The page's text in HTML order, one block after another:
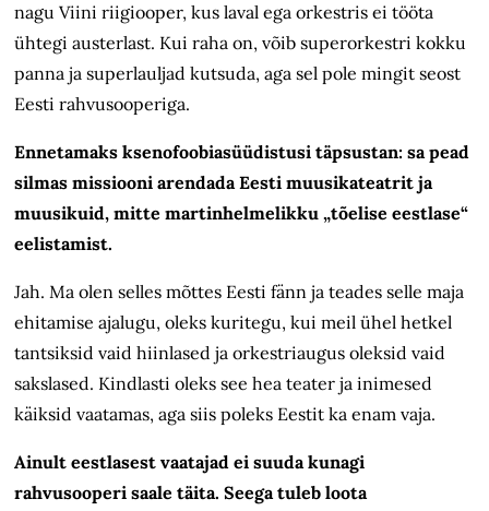
nagu Viini riigiooper, kus laval ega orkestris ei tööta
ühtegi austerlast. Kui raha on, võib superorkestri kokku
panna ja superlauljad kutsuda, aga sel pole mingit seost
Eesti rahvusooperiga.
Ennetamaks ksenofoobiasüüdistusi täpsustan: sa pead
silmas missiooni arendada Eesti muusikateatrit ja
muusikuid, mitte martinhelmelikku „tõelise eestlase“
eelistamist.
Jah. Ma olen selles mõttes Eesti fänn ja teades selle maja
ehitamise ajalugu, oleks kuritegu, kui meil ühel hetkel
tantsiksid vaid hiinlased ja orkestriaugus oleksid vaid
sakslased. Kindlasti oleks see hea teater ja inimesed
käiksid vaatamas, aga siis poleks Eestit ka enam vaja.
Ainult eestlasest vaatajad ei suuda kunagi
rahvusooperi saale täita. Seega tuleb loota